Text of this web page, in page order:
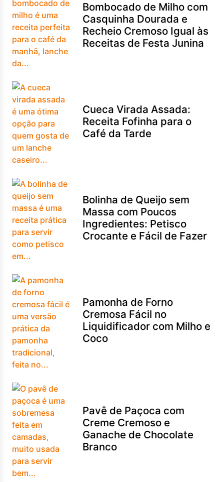
Bombocado de Milho com
Casquinha Dourada e
Recheio Cremoso Igual às
Receitas de Festa Junina
Cueca Virada Assada:
Receita Fofinha para o
Café da Tarde
Bolinha de Queijo sem
Massa com Poucos
Ingredientes: Petisco
Crocante e Fácil de Fazer
Pamonha de Forno
Cremosa Fácil no
Liquidificador com Milho e
Coco
Pavê de Paçoca com
Creme Cremoso e
Ganache de Chocolate
Branco